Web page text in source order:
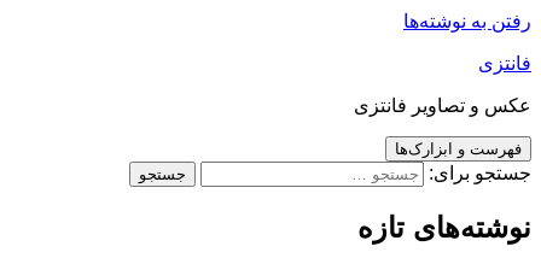
رفتن به نوشته‌ها
فانتزی
عکس و تصاویر فانتزی
فهرست و ابزارک‌ها
جستجو برای:
نوشته‌های تازه